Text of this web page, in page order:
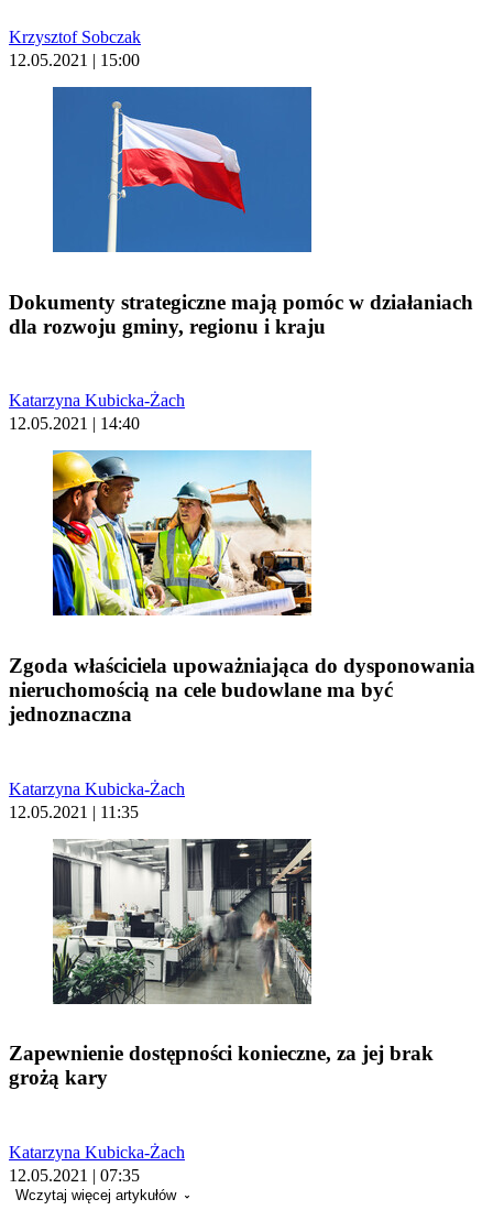
Krzysztof Sobczak
12.05.2021 | 15:00
Dokumenty strategiczne mają pomóc w działaniach
dla rozwoju gminy, regionu i kraju
Katarzyna Kubicka-Żach
12.05.2021 | 14:40
Zgoda właściciela upoważniająca do dysponowania
nieruchomością na cele budowlane ma być
jednoznaczna
Katarzyna Kubicka-Żach
12.05.2021 | 11:35
Zapewnienie dostępności konieczne, za jej brak
grożą kary
Katarzyna Kubicka-Żach
12.05.2021 | 07:35
Wczytaj więcej artykułów